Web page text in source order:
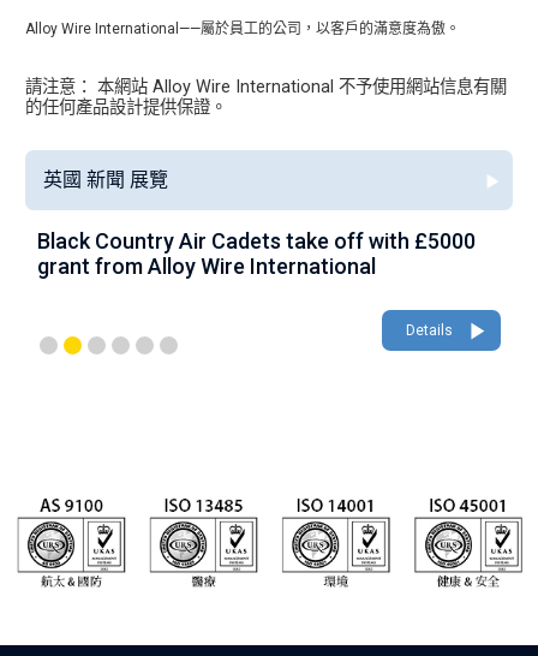
Alloy Wire International——屬於員工的公司，以客戶的滿意度為傲。
請注意： 本網站 Alloy Wire International 不予使用網站信息有關
的任何產品設計提供保證。
英國 新聞 展覽
Black Country Air Cadets take off with £5000
grant from Alloy Wire International
Details